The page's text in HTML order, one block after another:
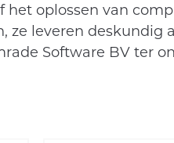
het oplossen van
ze leveren deskundig
Software BV ter